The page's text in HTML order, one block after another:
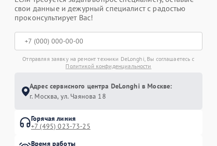
свои данные и дежурный специалист с радостью
проконсультирует Вас!
Отправляя заявку на ремонт техники DeLonghi, Вы соглашаетесь с
Политикой конфиденциальности
Адрес сервисного центра DeLonghi в Москве:
г. Москва, ул. Чаянова 18
Горячая линия
+7 (495) 023-73-25
Время работы